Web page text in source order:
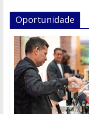
Oportunidade